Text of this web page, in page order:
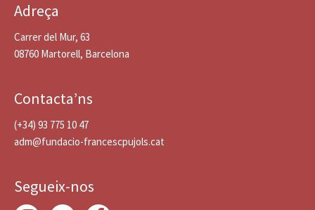
Adreça
Carrer del Mur, 63
08760 Martorell, Barcelona
Contacta’ns
(+34) 93 775 10 47
adm@fundacio-francescpujols.cat
Segueix-nos